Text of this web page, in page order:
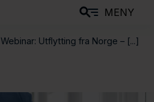
MENY
Webinar: Utflytting fra Norge – [...]